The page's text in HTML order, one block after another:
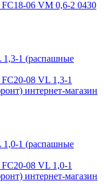
1,3-1 (распашные
1,0-1 (распашные